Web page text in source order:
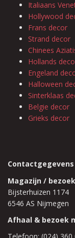
Italiaans
Hollywood
Frans decor
Strand decor
Chinees
Hollands
Engeland
Halloween
Sinterklaas
Belgie decor
Grieks decor
Contactgegevens
Magazijn /
Bijsterhuizen 1174
6546 AS Nijmegen
Afhaal & bezoek